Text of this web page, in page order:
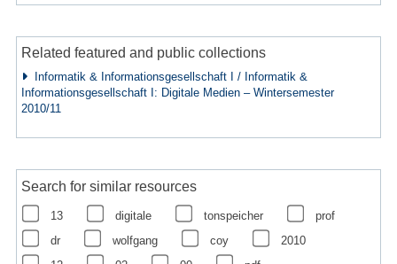
Related featured and public collections
Informatik & Informationsgesellschaft I / Informatik &
Informationsgesellschaft I: Digitale Medien – Wintersemester
2010/11
Search for similar resources
13 digitale tonspeicher
prof
dr
wolfgang coy
2010